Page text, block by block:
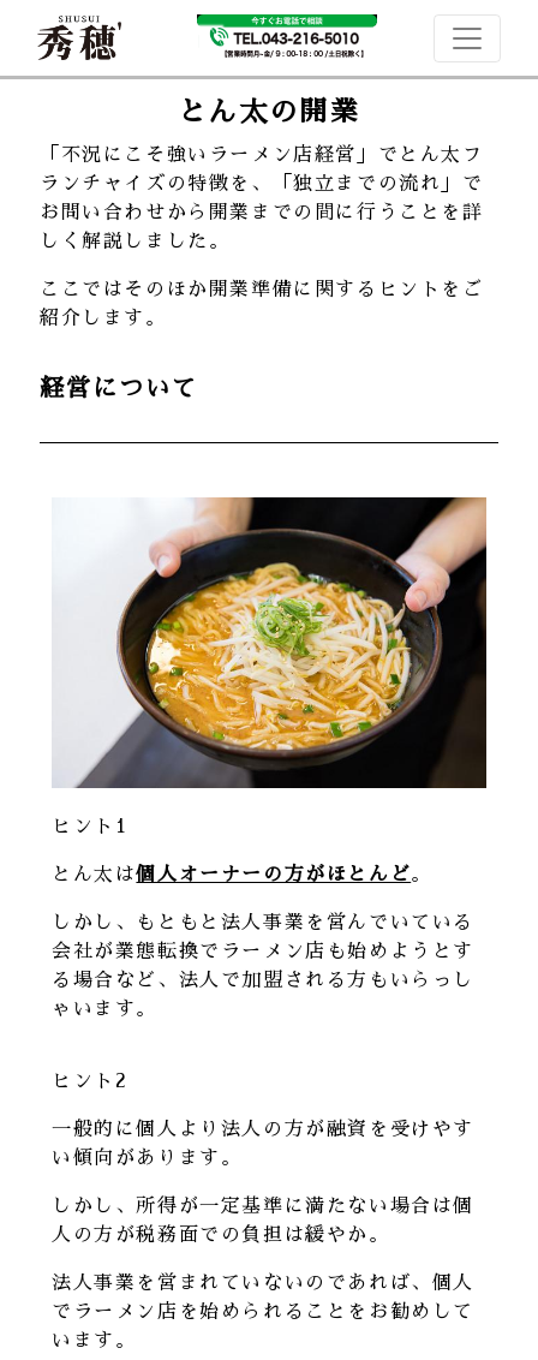
とん太の開業
「不況にこそ強いラーメン店経営」でとん太フ
ランチャイズの特徴を、「独立までの流れ」で
お問い合わせから開業までの間に行うことを詳
しく解説しました。
ここではそのほか開業準備に関するヒントをご
紹介します。
経営について
ヒント1
とん太は個人オーナーの方がほとんど。
しかし、もともと法人事業を営んでいている
会社が業態転換でラーメン店も始めようとす
る場合など、法人で加盟される方もいらっし
ゃいます。
ヒント2
一般的に個人より法人の方が融資を受けやす
い傾向があります。
しかし、所得が一定基準に満たない場合は個
人の方が税務面での負担は緩やか。
法人事業を営まれていないのであれば、個人
でラーメン店を始められることをお勧めして
います。